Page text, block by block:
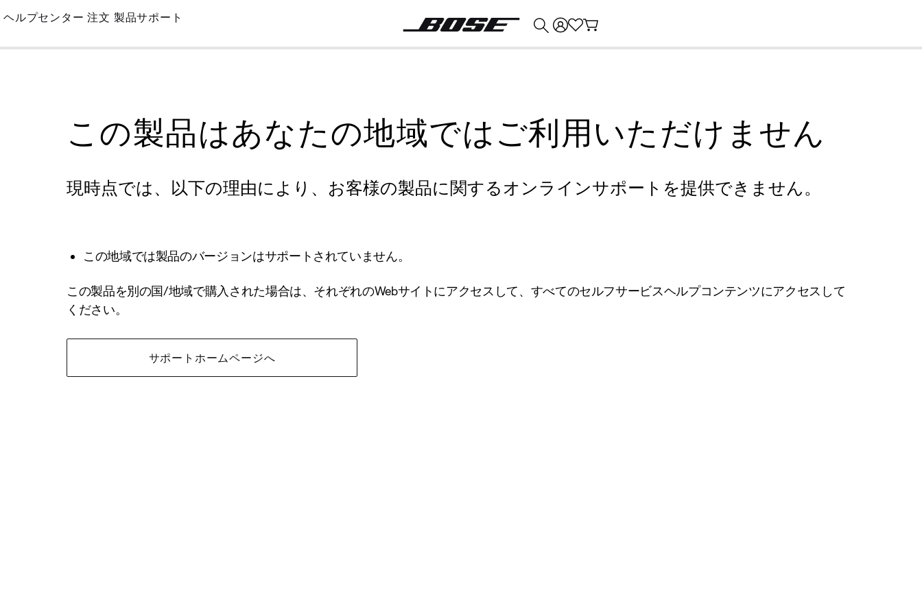
Skip
Main
ヘルプセンター 注文 製品サポート
この製品はあなたの地域ではご利用いただけません
現時点では、以下の理由により、お客様の製品に関するオンラインサポートを提供できません。
この地域では製品のバージョンはサポートされていません。
この製品を別の国/地域で購入された場合は、それぞれのWebサイトにアクセスして、すべてのセルフサービスヘルプコンテンツにアクセスして
ください。
サポートホームページへ